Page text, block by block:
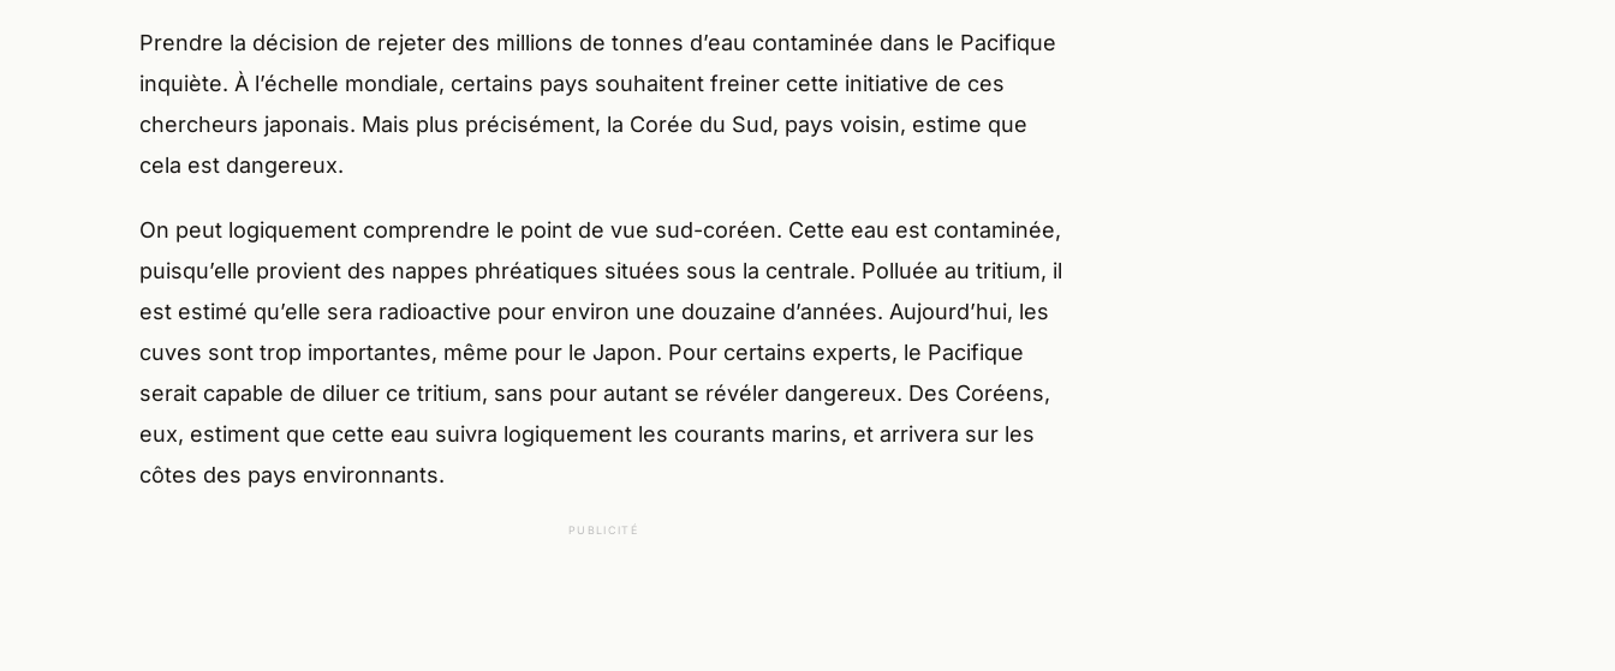
Prendre la décision de rejeter des millions de tonnes d’eau contaminée dans le Pacifique
inquiète. À l’échelle mondiale, certains pays souhaitent freiner cette initiative de ces
chercheurs japonais. Mais plus précisément, la Corée du Sud, pays voisin, estime que
cela est dangereux.
On peut logiquement comprendre le point de vue sud-coréen. Cette eau est contaminée,
puisqu’elle provient des nappes phréatiques situées sous la centrale. Polluée au tritium, il
est estimé qu’elle sera radioactive pour environ une douzaine d’années. Aujourd’hui, les
cuves sont trop importantes, même pour le Japon. Pour certains experts, le Pacifique
serait capable de diluer ce tritium, sans pour autant se révéler dangereux. Des Coréens,
eux, estiment que cette eau suivra logiquement les courants marins, et arrivera sur les
côtes des pays environnants.
PUBLICITÉ